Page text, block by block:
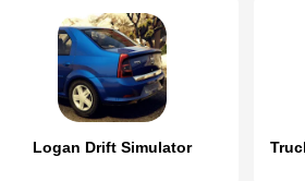
Logan Drift Simulator